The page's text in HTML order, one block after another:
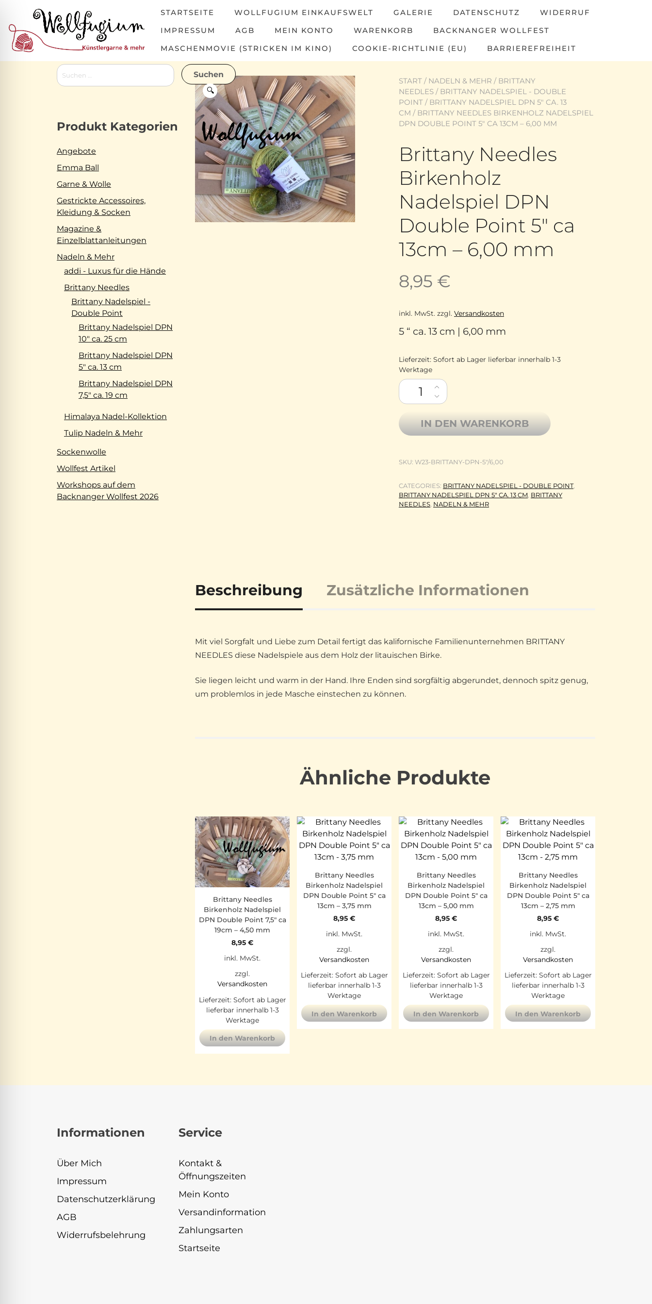
content
STARTSEITE WOLLFUGIUM EINKAUFSWELT GALERIE DATENSCHUTZ
WIDERRUF
IMPRESSUM
AGB MEIN KONTO WARENKORB
BACKNANGER WOLLFEST
MASCHENMOVIE (STRICKEN IM KINO)
COOKIE-RICHTLINIE (EU) BARRIEREFREIHEIT
🔍
START / NADELN & MEHR / BRITTANY
NEEDLES / BRITTANY NADELSPIEL - DOUBLE
POINT / BRITTANY NADELSPIEL DPN 5" CA. 13
CM / BRITTANY NEEDLES BIRKENHOLZ NADELSPIEL
DPN DOUBLE POINT 5″ CA 13CM – 6,00 MM
Brittany Needles
Birkenholz
Nadelspiel DPN
Double Point 5″ ca
13cm – 6,00 mm
8,95 €
inkl. MwSt. zzgl. Versandkosten
5 “ ca. 13 cm | 6,00 mm
Lieferzeit: Sofort ab Lager lieferbar innerhalb 1-3
Werktage
Brittany Needles Birkenholz Nadelspiel DPN Double Point 5" ca
IN DEN WARENKORB
SKU: W23-BRITTANY-DPN-5"/6,00
CATEGORIES: BRITTANY NADELSPIEL - DOUBLE POINT,
BRITTANY NADELSPIEL DPN 5" CA. 13 CM BRITTANY
NEEDLES NADELN & MEHR
Beschreibung Zusätzliche Informationen
Mit viel Sorgfalt und Liebe zum Detail fertigt das kalifornische Familienunternehmen BRITTANY
NEEDLES diese Nadelspiele aus dem Holz der litauischen Birke.
Sie liegen leicht und warm in der Hand. Ihre Enden sind sorgfältig abgerundet, dennoch spitz genug,
um problemlos in jede Masche einstechen zu können.
Ähnliche Produkte
Brittany Needles
Birkenholz Nadelspiel
DPN Double Point 7,5″ ca
19cm – 4,50 mm
8,95 €
inkl. MwSt.
zzgl.
Versandkosten
Lieferzeit: Sofort ab Lager
lieferbar innerhalb 1-3
Werktage
In den Warenkorb
Brittany Needles
Birkenholz Nadelspiel
DPN Double Point 5″ ca
13cm – 3,75 mm
8,95 €
inkl. MwSt.
zzgl.
Versandkosten
Lieferzeit: Sofort ab Lager
lieferbar innerhalb 1-3
Werktage
In den Warenkorb
Brittany Needles
Birkenholz Nadelspiel
DPN Double Point 5″ ca
13cm – 5,00 mm
8,95 €
inkl. MwSt.
zzgl.
Versandkosten
Lieferzeit: Sofort ab Lager
lieferbar innerhalb 1-3
Werktage
In den Warenkorb
Brittany Needles
Birkenholz Nadelspiel
DPN Double Point 5″ ca
13cm – 2,75 mm
8,95 €
inkl. MwSt.
zzgl.
Versandkosten
Lieferzeit: Sofort ab Lager
lieferbar innerhalb 1-3
Werktage
In den Warenkorb
Suchen
nach:
Produkt Kategorien
Angebote
Emma Ball
Garne & Wolle
Gestrickte Accessoires,
Kleidung & Socken
Magazine &
Einzelblattanleitungen
Nadeln & Mehr
addi - Luxus für die Hände
Brittany Needles
Brittany Nadelspiel -
Double Point
Brittany Nadelspiel DPN
10" ca. 25 cm
Brittany Nadelspiel DPN
5" ca. 13 cm
Brittany Nadelspiel DPN
7,5" ca. 19 cm
Himalaya Nadel-Kollektion
Tulip Nadeln & Mehr
Sockenwolle
Wollfest Artikel
Workshops auf dem
Backnanger Wollfest 2026
Informationen
Über Mich
Impressum
Datenschutzerklärung
AGB
Widerrufsbelehrung
Service
Kontakt &
Öffnungszeiten
Mein Konto
Versandinformation
Zahlungsarten
Startseite